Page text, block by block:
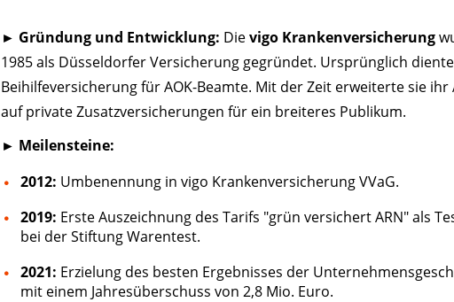
► Gründung und Entwicklung: Dievigo Krankenversicherung
1985 als Düsseldorfer Versicherung gegründet. Ursprünglich
Beihilfeversicherung für AOK-Beamte. Mit der Zeit erweiterte sie ihr
auf private Zusatzversicherungen für ein breiteres Publikum.
► Meilensteine:
2012: Umbenennung in vigo Krankenversicherung VVaG.​
2019: Erste Auszeichnung des Tarifs "grün versichert ARN" als
bei der Stiftung Warentest.
2021: Erzielung des besten Ergebnisses der
mit einem Jahresüberschuss von 2,8 Mio. Euro.